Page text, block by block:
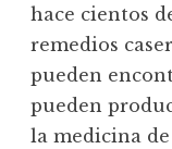
hace cientos
remedios
pueden
pueden
la medicina